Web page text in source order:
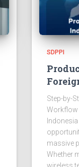
SDPPI
Step-by-
Workflow
massive
Whether